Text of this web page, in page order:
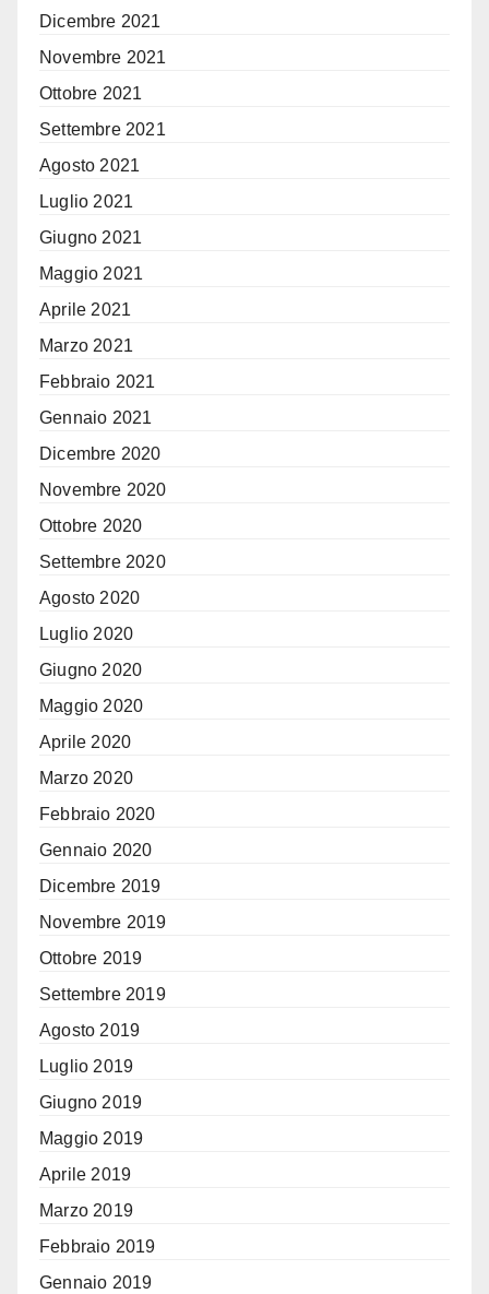
Dicembre 2021
Novembre 2021
Ottobre 2021
Settembre 2021
Agosto 2021
Luglio 2021
Giugno 2021
Maggio 2021
Aprile 2021
Marzo 2021
Febbraio 2021
Gennaio 2021
Dicembre 2020
Novembre 2020
Ottobre 2020
Settembre 2020
Agosto 2020
Luglio 2020
Giugno 2020
Maggio 2020
Aprile 2020
Marzo 2020
Febbraio 2020
Gennaio 2020
Dicembre 2019
Novembre 2019
Ottobre 2019
Settembre 2019
Agosto 2019
Luglio 2019
Giugno 2019
Maggio 2019
Aprile 2019
Marzo 2019
Febbraio 2019
Gennaio 2019